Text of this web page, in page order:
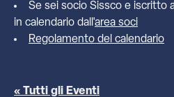
Se sei socio Sissco e iscritto
in calendario dall'area soci
Regolamento del calendario
« Tutti gli Eventi